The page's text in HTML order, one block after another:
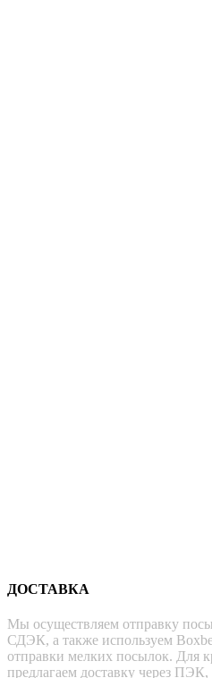
ДОСТАВКА
Мы осуществляем отправку
СДЭК, а также используем
отправки мелких посылок. Для
предлагаем доставку через